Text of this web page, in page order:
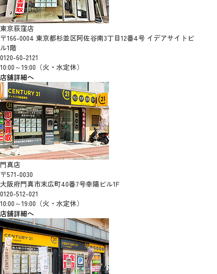
東京荻窪店
〒166-0004 東京都杉並区阿佐谷南3丁目12番4号 イデアサイトビ
ル1階
0120-60-2121
10:00～19:00（火・水定休）
店舗詳細へ
門真店
〒571-0030
大阪府門真市末広町40番7号幸陽ビル1F
0120-512-021
10:00～19:00（火・水定休）
店舗詳細へ